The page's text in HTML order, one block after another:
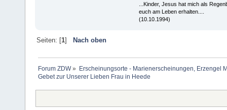
...Kinder, Jesus hat mich als
euch am Leben erhalten....
(10.10.1994)
Seiten: [1] Nach oben
Forum ZDW» Erscheinungsorte - Marienerscheinungen, Erzengel
Gebet zur Unserer Lieben Frau in Heede